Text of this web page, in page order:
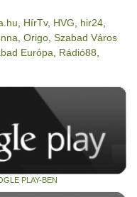
HírTv, HVG hir24
Origo Szabad Város
Európa Rádió88
PLAY-BEN